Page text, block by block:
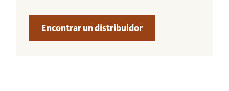
Encontrar un distribuidor